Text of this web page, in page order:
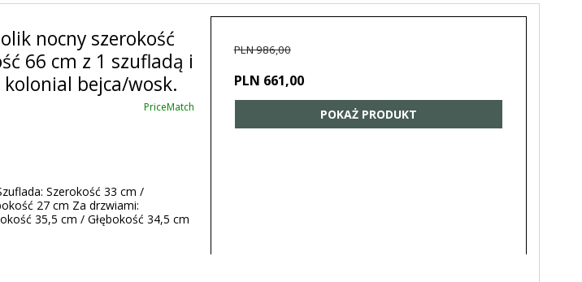
nocny szerokość
66 cm z 1 szufladą i
bejca/wosk.
PriceMatch
Szerokość 33 cm /
27 cm Za drzwiami:
35,5 cm / Głębokość 34,5 cm
PLN 986,00
PLN 661,00
POKAŻ PRODUKT